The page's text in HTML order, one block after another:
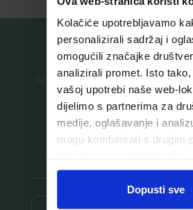
Kolačiće upotrebljavamo
personalizirali sadržaj i
omogućili značajke
analizirali promet. Isto
vašoj upotrebi naše web-
dijelimo s partnerima za
medije, oglašavanje i
mogu kombinirati s drugim
ste upotrebljavali njihove
Dopusti sve
Saznajte prvi za nove proizvode i
Prijavite se na listu